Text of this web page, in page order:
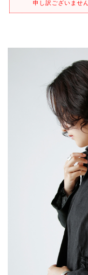
申し訳ございませ